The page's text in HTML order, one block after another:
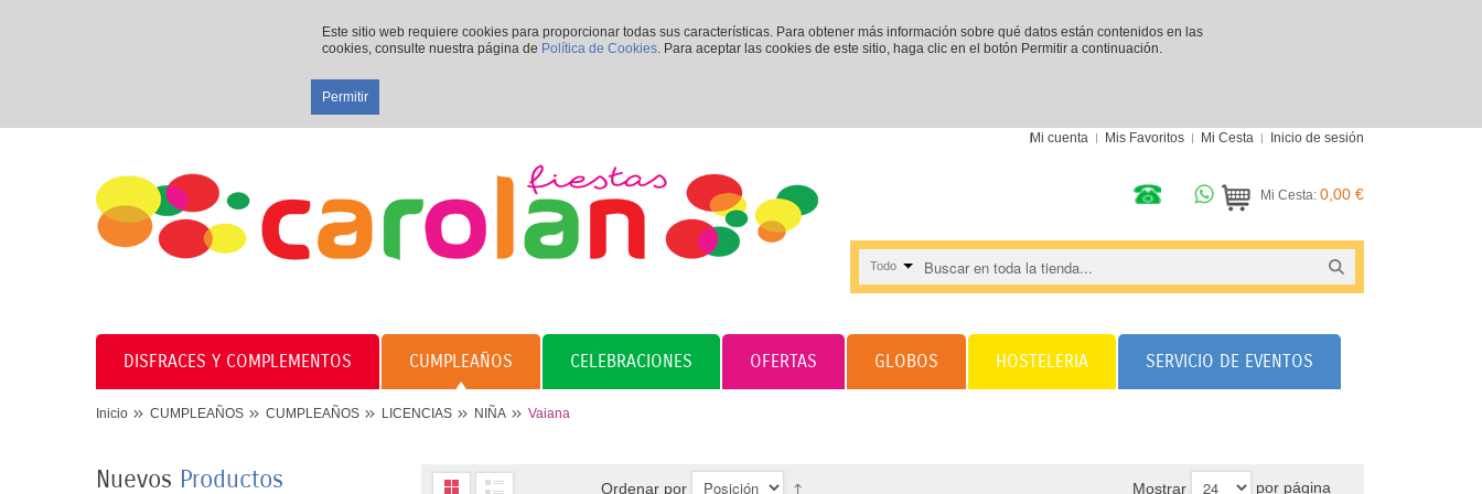
Este sitio web requiere cookies para proporcionar todas sus características. Para obtener más información sobre qué datos están contenidos en las
cookies, consulte nuestra página de Política de Cookies. Para aceptar las cookies de este sitio, haga clic en el botón Permitir a continuación.
Permitir
Mi cuenta Mis Favoritos Mi Cesta Inicio de sesión
Mi Cesta: 0,00 €
Todo
DISFRACES Y COMPLEMENTOS CUMPLEAÑOS CELEBRACIONES OFERTAS GLOBOS HOSTELERIA SERVICIO DE EVENTOS
Inicio CUMPLEAÑOS CUMPLEAÑOS LICENCIAS NIÑA Vaiana
Nuevos Productos
8 PLATOS MARIPOSAS
Ordenar por Mostrar por página